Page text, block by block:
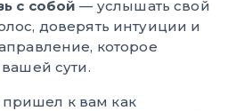
с собой— услышать свой
доверять интуиции и
которое
вашей сути.
к вам как